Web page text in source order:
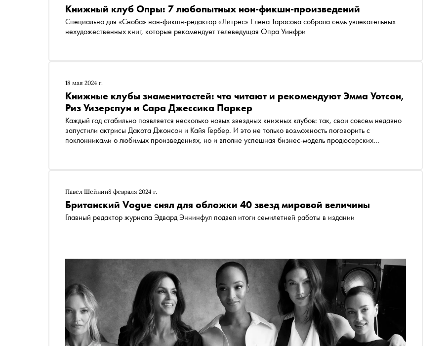
Книжный клуб Опры: 7 любопытных нон-фикшн-произведений
Специально для «Сноба» нон-фикшн-редактор «Литрес» Елена Тарасова собрала семь увлекательных
нехудожественных книг, которые рекомендует телеведущая Опра Уинфри
18 мая 2024 г.
Книжные клубы знаменитостей: что читают и рекомендуют Эмма Уотсон,
Риз Уизерспун и Сара Джессика Паркер
Каждый год стабильно появляется несколько новых звездных книжных клубов: так, свои совсем недавно
запустили актрисы Дакота Джонсон и Кайя Гербер. И это не только возможность поговорить с
поклонниками о любимых произведениях, но и вполне успешная бизнес-модель продюсерских
Павел Шейнин8 февраля 2024 г.
Британский Vogue снял для обложки 40 звезд мировой величины
Главный редактор журнала Эдвард Эннинфул подвел итоги семилетней работы в издании